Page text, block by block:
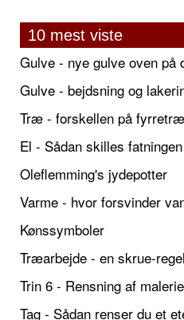
10 mest viste
Gulve - nye gulve oven på
Gulve - bejdsning og
Træ - forskellen på
El - Sådan skilles fatningen
Oleflemming's jydepotter
Varme - hvor forsvinder
Kønssymboler
Træarbejde - en skrue-
Trin 6 - Rensning af
Tag - Sådan renser du et